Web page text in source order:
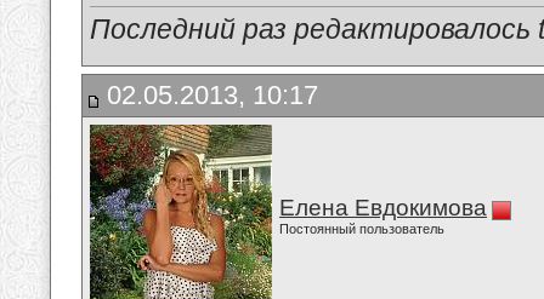
Последний раз
02.05.2013, 10:17
Елена Евдокимова
Постоянный пользователь